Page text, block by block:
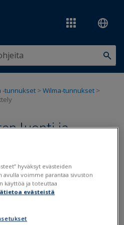
-tunnukset >Wilma-tunnukset >
luonti ja
Päivitetty viimeksi: 11.11.2025
hyväksyt evästeiden
voimme parantaa sivuston
käyttöä ja toteuttaa
evästeistä